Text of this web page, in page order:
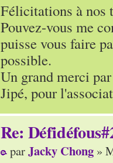
Félicitations à nos
Pouvez-vous me
puisse vous faire
possible.
Un grand merci
Jipé, pour
Re:
parJacky Chong »